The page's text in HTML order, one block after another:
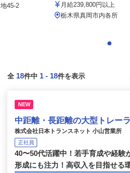
地45-2
月給239,800円以上
栃木県真岡市内各所
全 18件中 1 - 18件を表示
NEW
中距離・長距離の大型トレー
株式会社日本トランスネット 小山営業所
正社員
40〜50代活躍中！若手育成や経験
形成にも注力！高収入を目指せる